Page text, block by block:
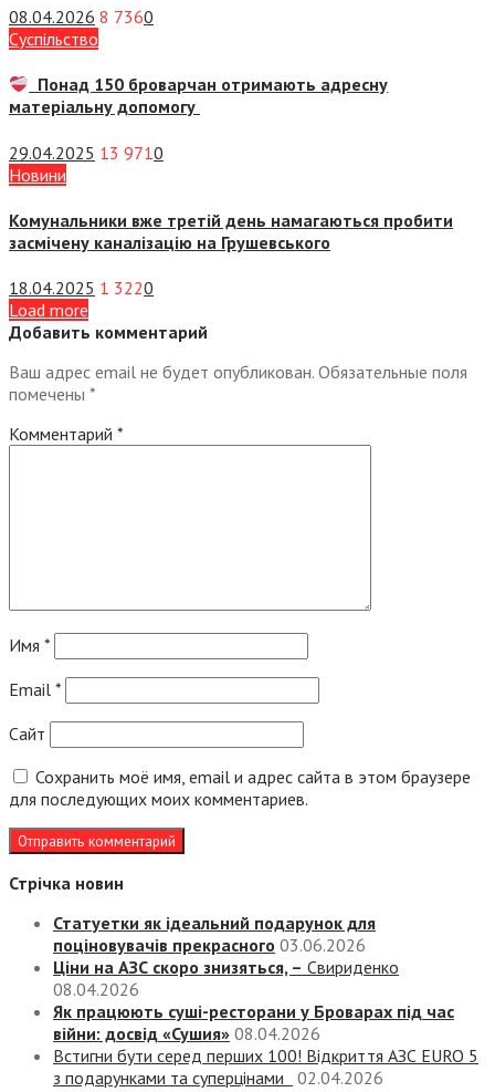
08.04.2026 8 7360
Суспiльство
Понад 150 броварчан отримають адресну
матеріальну допомогу
29.04.2025 13 9710
Новини
Комунальники вже третій день намагаються пробити
засмічену каналізацію на Грушевського
18.04.2025 1 3220
Load more
Добавить комментарий
Ваш адрес email не будет опубликован. Обязательные поля
помечены *
Комментарий *
Имя *
Email *
Сайт
Сохранить моё имя, email и адрес сайта в этом браузере
для последующих моих комментариев.
Стрічка новин
Статуетки як ідеальний подарунок для
поціновувачів прекрасного 03.06.2026
Ціни на АЗС скоро знизяться, – Свириденко
08.04.2026
Як працюють суші-ресторани у Броварах під час
війни: досвід «Сушия» 08.04.2026
Встигни бути серед перших 100! Відкриття АЗС EURO 5
з подарунками та суперцінами
02.04.2026